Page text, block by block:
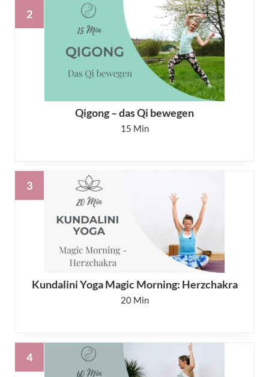
Qigong – das Qi bewegen
15
Kundalini Yoga Magic Morning: Herzchakra
20